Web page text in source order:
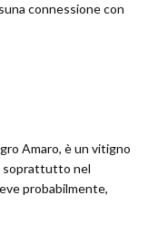
connessione con
Amaro, è un vitigno
soprattutto nel
probabilmente,